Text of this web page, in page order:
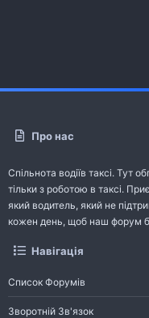
Про нас
Спільнота водіїв таксі. Тут
тільки з роботою в таксі.
який водитель, який не
кожен день, щоб наш форум
Навігація
Список Форумів
Зворотній Зв'язок